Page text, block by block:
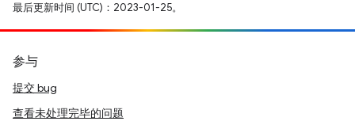
最后更新时间 (UTC)：2023-01-25。
参与
提交 bug
查看未处理完毕的问题